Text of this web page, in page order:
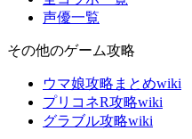
声優一覧
その他のゲーム攻略
ウマ娘攻略まとめwiki
プリコネR攻略wiki
グラブル攻略wiki